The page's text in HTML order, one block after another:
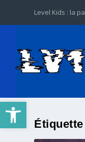
Ouvrir la barre d’outils
Level Kids : la
Étiquette